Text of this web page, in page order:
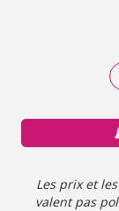
Les prix et
valent pas